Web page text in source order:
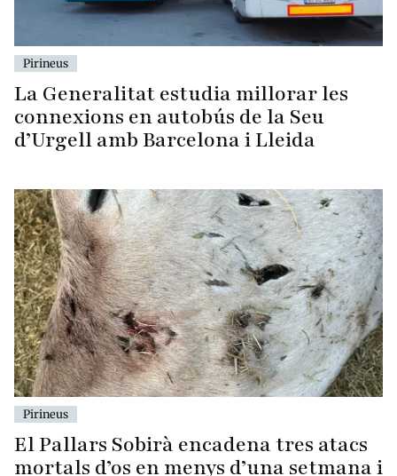
Pirineus
La Generalitat estudia millorar les
connexions en autobús de la Seu
d’Urgell amb Barcelona i Lleida
Pirineus
El Pallars Sobirà encadena tres atacs
mortals d’os en menys d’una setmana i